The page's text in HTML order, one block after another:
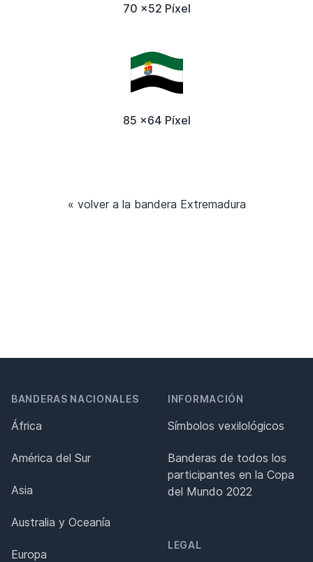
70 x52 Píxel
85 x64 Píxel
« volver a la bandera Extremadura
BANDERAS NACIONALES
África
América del Sur
Asia
Australia y Oceanía
Europa
INFORMACIÓN
Símbolos vexilológicos
Banderas de todos los
participantes en la Copa
del Mundo 2022
LEGAL